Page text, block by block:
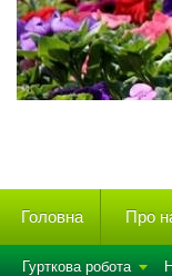
Головна Про
Гурткова робота